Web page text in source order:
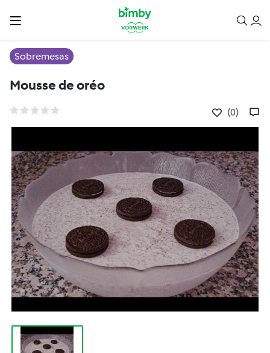
Sobremesas
Mousse de oréo
(0)